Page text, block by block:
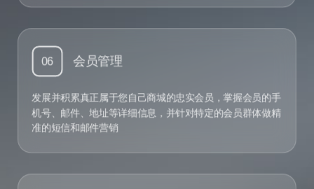
06 会员管理
发展并积累真正属于您自己商城的忠实会员，掌握会员的手
机号、邮件、地址等详细信息，并针对特定的会员群体做精
准的短信和邮件营销